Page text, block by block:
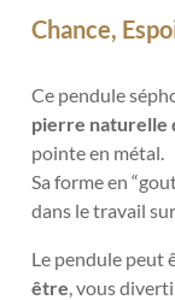
Chance,
Ce pendule
pierre naturelle
pointe en métal.
Sa forme en
dans le travail
Le pendule peut
être , vous